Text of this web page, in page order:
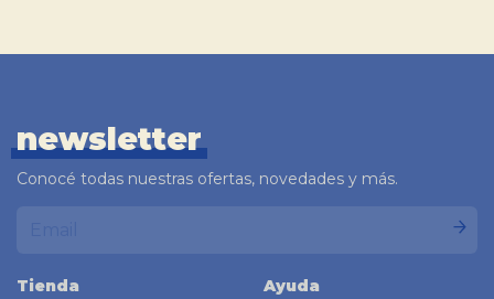
newsletter
Conocé todas nuestras ofertas, novedades y más.
Tienda
Ayuda